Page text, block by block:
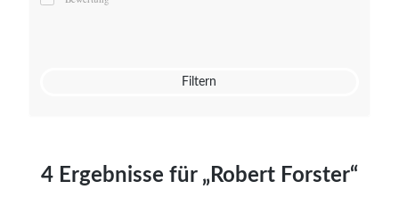
Mato von Vogelstein
Filtern
4 Ergebnisse für „Robert Forster“